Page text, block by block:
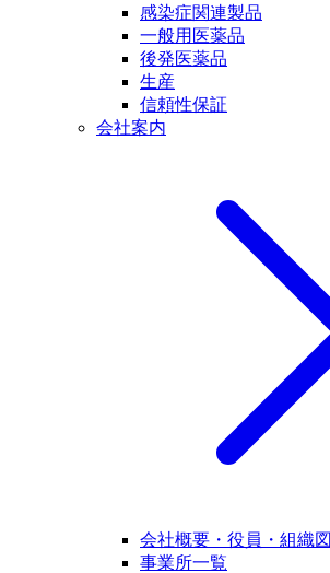
感染症関連製品
一般用医薬品
後発医薬品
生産
信頼性保証
会社案内
会社概要・役員・組織図
事業所一覧